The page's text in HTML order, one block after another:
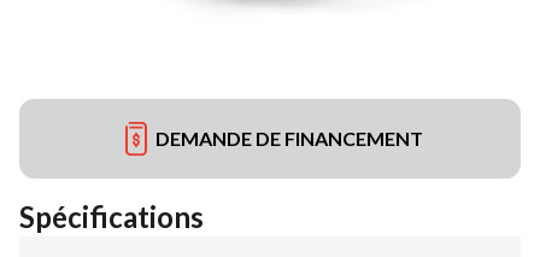
DEMANDE DE FINANCEMENT
Spécifications